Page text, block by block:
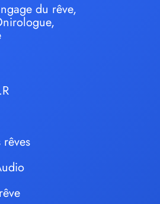
du rêve,